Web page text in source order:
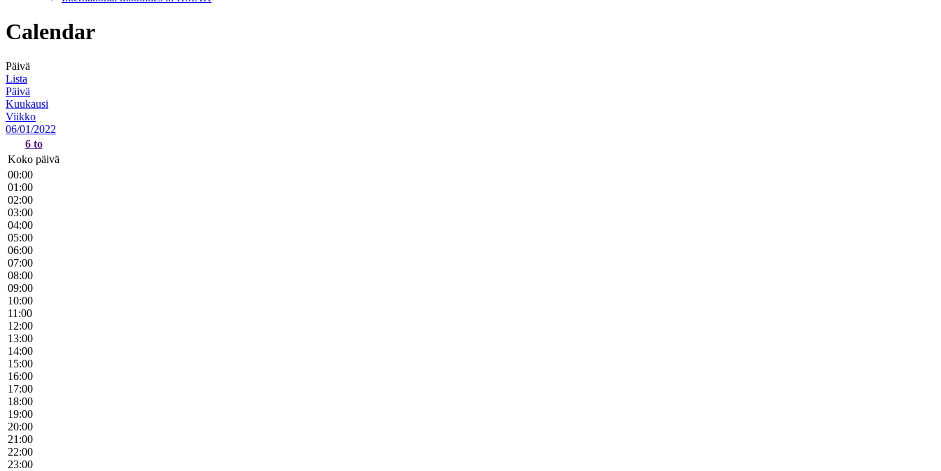
Calendar
Päivä
Lista
Päivä
Kuukausi
Viikko
06/01/2022
6 to
Koko päivä
00:00
01:00
02:00
03:00
04:00
05:00
06:00
07:00
08:00
09:00
10:00
11:00
12:00
13:00
14:00
15:00
16:00
17:00
18:00
19:00
20:00
21:00
22:00
23:00